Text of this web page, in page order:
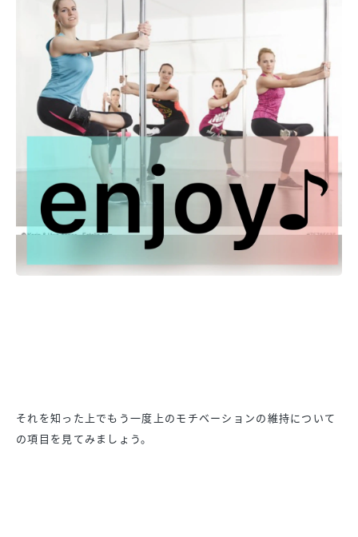
それを知った上でもう一度上のモチベーションの維持について
の項 目を見てみましょう。